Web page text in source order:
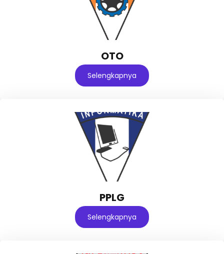
OTO
Selengkapnya
PPLG
Selengkapnya